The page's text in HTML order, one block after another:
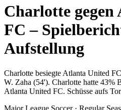
Charlotte
FC –
Aufstellung
Charlotte besiegte Atlanta United
W. Zaha (54'). Charlotte hatte 43%
Atlanta United FC. Schüsse aufs
Major League Soccer· Regular